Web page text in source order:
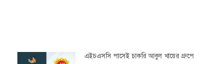
এইচএসসি পাসেই চাকরি আবুল খায়ের গ্রুপে